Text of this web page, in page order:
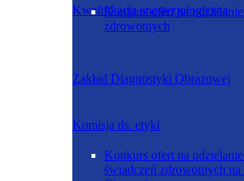
Zakład Diagnostyki Obrazowej
Kwalifikacja anestezjologiczna
Komisja ds. etyki
Konkurs ofert na
zdrowotnych
Konkurs ofert na
świadczeń zdrowotnych